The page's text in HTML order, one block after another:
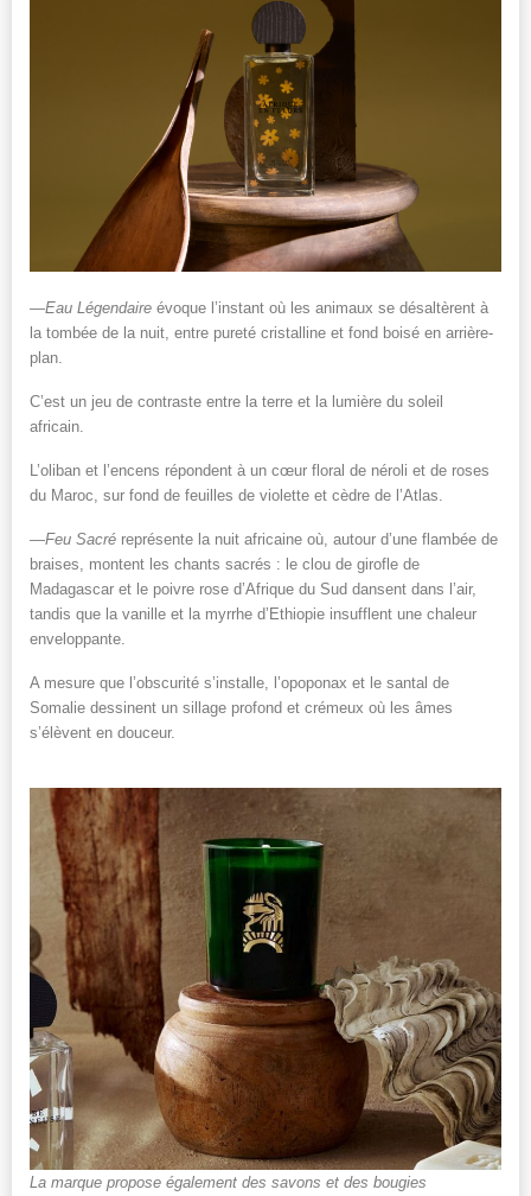
—Eau Légendaire évoque l’instant où les animaux se désaltèrent à
la tombée de la nuit, entre pureté cristalline et fond boisé en arrière-
plan.
C’est un jeu de contraste entre la terre et la lumière du soleil
africain.
L’oliban et l’encens répondent à un cœur floral de néroli et de roses
du Maroc, sur fond de feuilles de violette et cèdre de l’Atlas.
—Feu Sacré représente la nuit africaine où, autour d’une flambée de
braises, montent les chants sacrés : le clou de girofle de
Madagascar et le poivre rose d’Afrique du Sud dansent dans l’air,
tandis que la vanille et la myrrhe d’Ethiopie insufflent une chaleur
enveloppante.
A mesure que l’obscurité s’installe, l’opoponax et le santal de
Somalie dessinent un sillage profond et crémeux où les âmes
s’élèvent en douceur.
La marque propose également des savons et des bougies